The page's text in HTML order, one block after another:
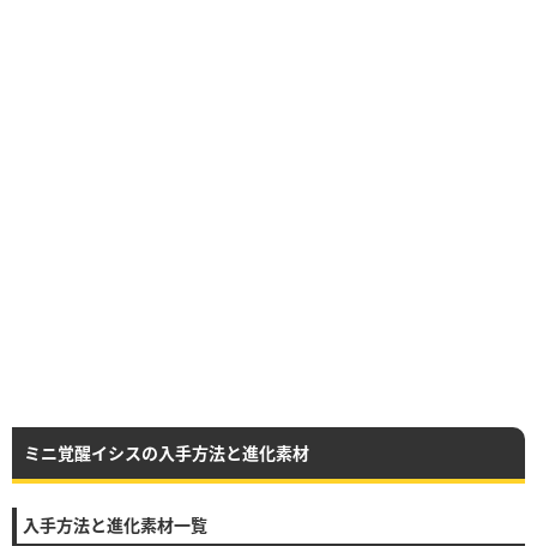
ミニ覚醒イシスの入手方法と進化素材
入手方法と進化素材一覧